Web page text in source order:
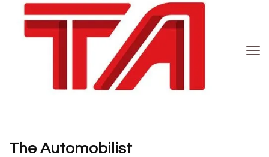
The Automobilist